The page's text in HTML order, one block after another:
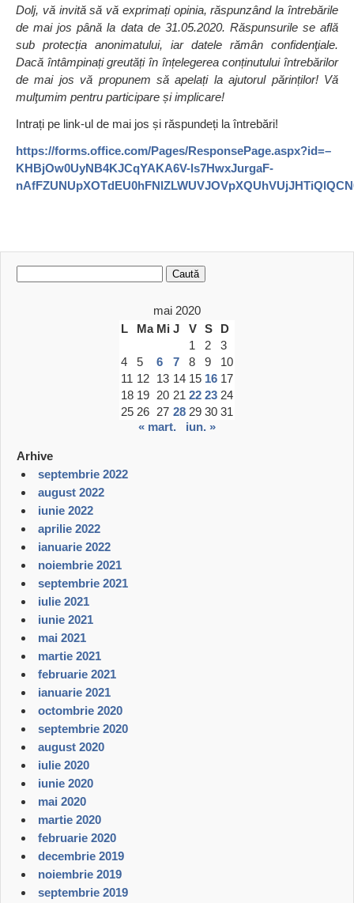
Dolj, vă invită să vă exprimați opinia, răspunzând la întrebările
de mai jos până la data de 31.05.2020. Răspunsurile se află
sub protecția anonimatului, iar datele rămân confidenţiale.
Dacă întâmpinați greutăți în înțelegerea conținutului întrebărilor
de mai jos vă propunem să apelați la ajutorul părinților! Vă
mulţumim pentru participare și implicare!
Intrați pe link-ul de mai jos și răspundeți la întrebări!
https://forms.office.com/Pages/ResponsePage.aspx?id=–
KHBjOw0UyNB4KJCqYAKA6V-ls7HwxJurgaF-
Caută
după:
mai 2020
L
Ma Mi J V S
D
1
2
3
4
5 6 7 8 9
10
11 12 13 14 15 16 17
18 19 20 21 22 23 24
25 26 27 28 29 30 31
« mart.
iun. »
Arhive
septembrie 2022
august 2022
iunie 2022
aprilie 2022
ianuarie 2022
noiembrie 2021
septembrie 2021
iulie 2021
iunie 2021
mai 2021
martie 2021
februarie 2021
ianuarie 2021
octombrie 2020
septembrie 2020
august 2020
iulie 2020
iunie 2020
mai 2020
martie 2020
februarie 2020
decembrie 2019
noiembrie 2019
septembrie 2019